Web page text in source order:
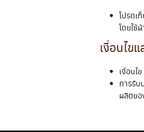
โปรดเ
โดยใช้
เงื่อนไข
เงื่อนไ
การรับ
ผลิตข